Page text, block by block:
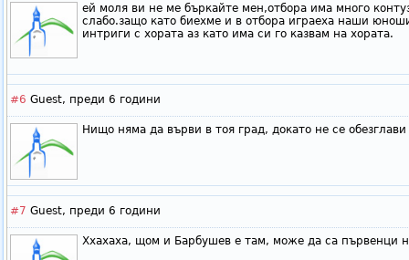
ей моля ви не ме бъркайте мен,отбора има много
слабо.защо като биехме и в отбора играеха наши
интриги с хората аз като има си го казвам на хората.
#6 Guest, преди 6 години
Нищо няма да върви в тоя град, докато не се обезглави
#7 Guest, преди 6 години
Ххахаха, щом и Барбушев е там, може да са първенци